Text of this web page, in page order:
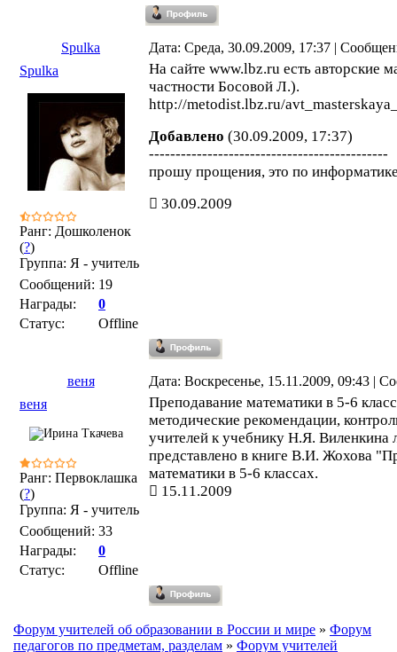
Spulka
Дата: Среда, 30.09.2009, 17:37 |
Spulka
Ранг: Дошколенок
(?)
Группа: Я - учитель
Сообщений: 19
Награды:
0
Статус:
Offline
На сайте www.lbz.ru есть авторские
частности Босовой Л.).
http://metodist.lbz.ru/
Добавлено (30.09.2009, 17:37)
---------------------------------------------
прошу прощения, это по
30.09.2009
веня
Дата: Воскресенье, 15.11.2009, 09:43 |
веня
Ранг: Первоклашка
(?)
Группа: Я - учитель
Сообщений: 33
Награды:
0
Статус:
Offline
Преподавание математики в 5-6
методические рекомендации,
учителей к учебнику Н.Я. Виленкина
представлено в книге В.И. Жохова
математики в 5-6 классах.
15.11.2009
Форум учителей об образовании в России и мире » Форум
педагогов по предметам, разделам » Форум учителей